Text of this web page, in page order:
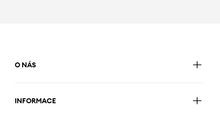
O NÁS
INFORMACE